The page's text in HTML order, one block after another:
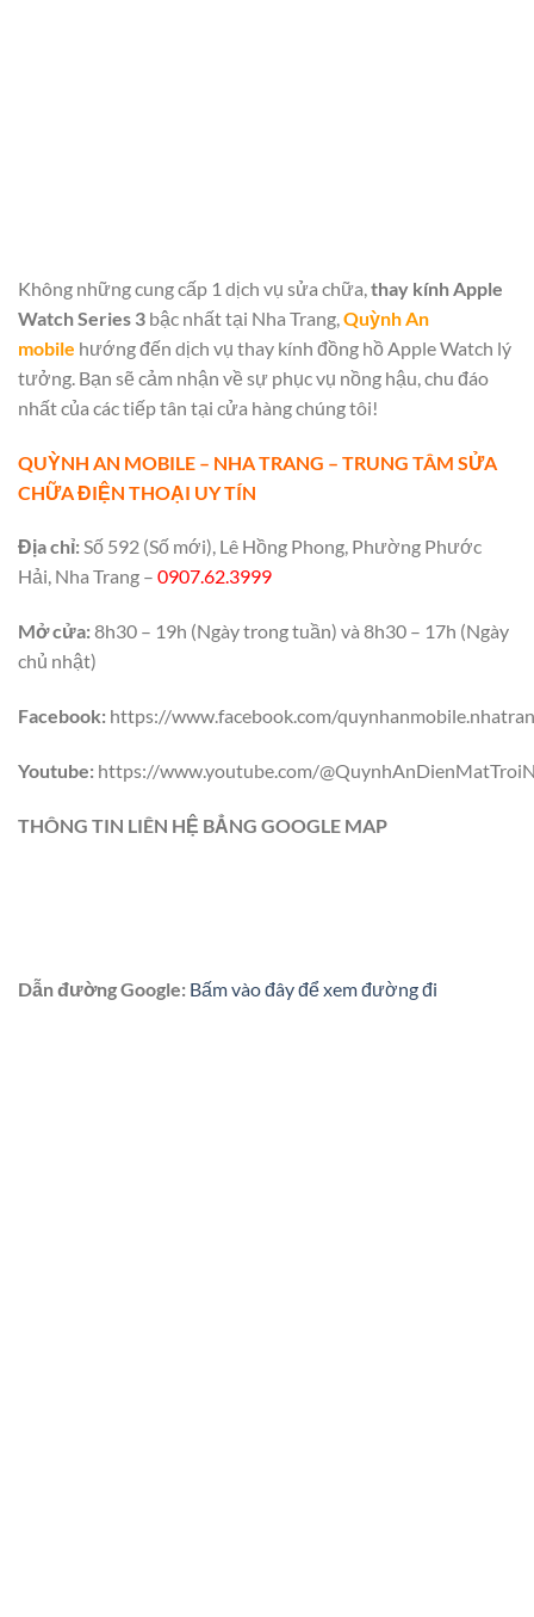
Không những cung cấp 1 dịch vụ sửa chữa,thay kính Apple
Watch Series 3 bậc nhất tại Nha Trang,Quỳnh An
mobile hướng đến dịch vụ thay kính đồng hồ Apple Watch lý
tưởng. Bạn sẽ cảm nhận về sự phục vụ nồng hậu, chu đáo
nhất của các tiếp tân tại cửa hàng chúng tôi!
QUỲNH AN MOBILE – NHA TRANG – TRUNG TÂM SỬA
CHỮA ĐIỆN THOẠI UY TÍN
Địa chỉ:Số 592 (Số mới), Lê Hồng Phong, Phường Phước
Hải, Nha Trang – 0907.62.3999
Mở cửa:8h30 – 19h (Ngày trong tuần) và 8h30 – 17h (Ngày
chủ nhật)
Facebook: https://www.facebook.com/
Youtube: https://www.youtube.com/
THÔNG TIN LIÊN HỆ BẲNG GOOGLE MAP
Dẫn đường Google: Bấm vào đây để xem đường đi